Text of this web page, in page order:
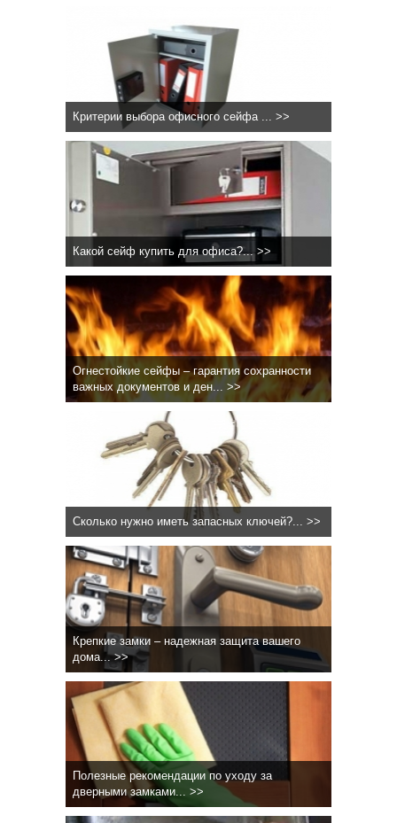
Критерии выбора офисного сейфа ... >>
Какой сейф купить для офиса?... >>
Огнестойкие сейфы – гарантия сохранности
важных документов и ден... >>
Сколько нужно иметь запасных ключей?... >>
Крепкие замки – надежная защита вашего
дома... >>
Полезные рекомендации по уходу за
дверными замками... >>